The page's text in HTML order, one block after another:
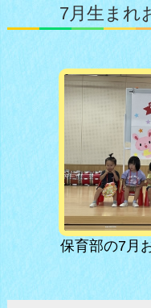
7月生まれ
保育部の7月